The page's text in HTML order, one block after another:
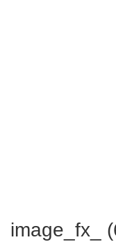
image_fx_